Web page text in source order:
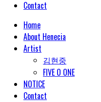
Contact
Home
About Henecia
Artist
김현중
FIVE O ONE
NOTICE
Contact